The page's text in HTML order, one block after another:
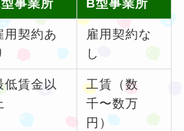
事業所 B型事業所
用契約あ
雇用契約な
し
低賃金以
工賃（数
千〜数万
円）